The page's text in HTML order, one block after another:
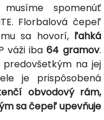
spomenúť
Florbalová čepeľ
sa hovorí, ľahká
váži iba 64 gramov.
na jej
je prispôsobená
obvodový rám,
sa čepeľ upevňuje